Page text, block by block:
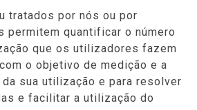
tratados por nós ou por
permitem quantificar o número
que os utilizadores fazem
o objetivo de medição e a
sua utilização e para resolver
e facilitar a utilização do